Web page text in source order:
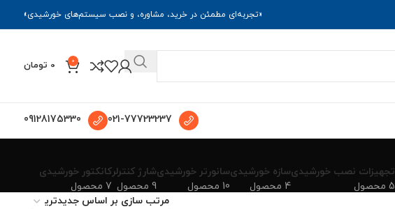
«تجربه‌ای مطمئن در خرید، مشاوره، و نصب سیستم‌های خورشیدی»
0
0 تومان
021-77723237
09128175330
تجهیزات نصب خورشیدی
5 محصول
سازه خورشیدی
4 محصول
سانورتر خورشیدی
10 محصول
شارژ کنترلر
9 محصول
کانکتور خورشیدی
7 محصول